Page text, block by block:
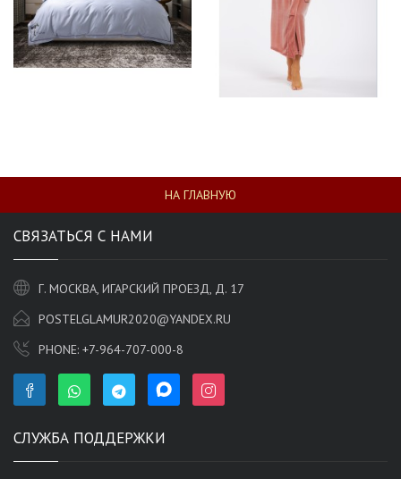
НА ГЛАВНУЮ
СВЯЗАТЬСЯ С НАМИ
Г. МОСКВА, ИГАРСКИЙ ПРОЕЗД, Д. 17
POSTELGLAMUR2020@YANDEX.RU
PHONE: +7-964-707-000-8
СЛУЖБА ПОДДЕРЖКИ